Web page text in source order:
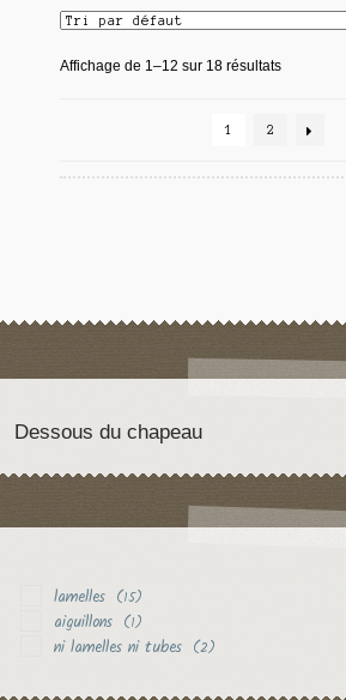
Affichage de 1–12 sur 18 résultats
1 2
Dessous du chapeau
lamelles (15)
aiguillons (1)
ni lamelles ni tubes (2)